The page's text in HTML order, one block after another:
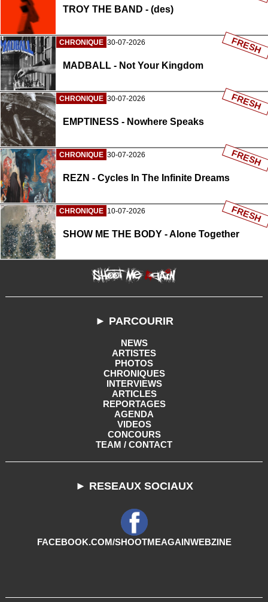
TROY THE BAND - (des)
CHRONIQUE 30-07-2026
MADBALL - Not Your Kingdom
FRESH
CHRONIQUE 30-07-2026
EMPTINESS - Nowhere Speaks
FRESH
CHRONIQUE 30-07-2026
REZN - Cycles In The Infinite Dreams
FRESH
CHRONIQUE 10-07-2026
SHOW ME THE BODY - Alone Together
FRESH
► PARCOURIR
NEWS
ARTISTES
PHOTOS
CHRONIQUES
INTERVIEWS
ARTICLES
REPORTAGES
AGENDA
VIDEOS
CONCOURS
TEAM / CONTACT
► RESEAUX SOCIAUX
FACEBOOK.COM/SHOOTMEAGAINWEBZINE